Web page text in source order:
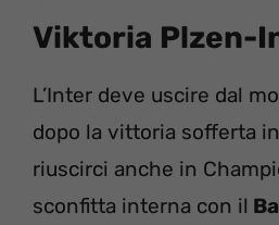
Viktoria Plzen-
L’Inter deve uscire dal
dopo la vittoria sofferta
riuscirci anche in
sconfitta interna con il